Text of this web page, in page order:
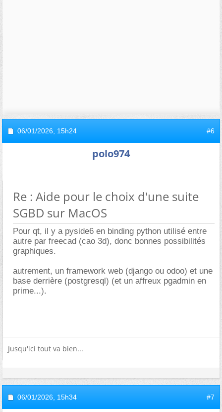
06/01/2026, 15h24 #6
polo974
Re : Aide pour le choix d'une suite
SGBD sur MacOS
Pour qt, il y a pyside6 en binding python utilisé entre
autre par freecad (cao 3d), donc bonnes possibilités
graphiques.
autrement, un framework web (django ou odoo) et une
base derrière (postgresql) (et un affreux pgadmin en
prime...).
Jusqu'ici tout va bien...
06/01/2026, 15h34 #7